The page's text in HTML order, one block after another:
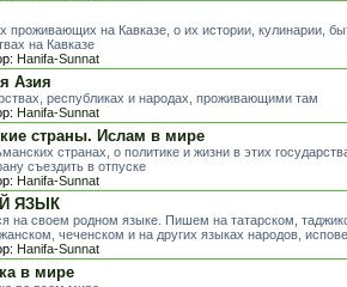
проживающих на Кавказе, о их истории, кулинарии,
на Кавказе
Hanifa-Sunnat
Азия
республиках и народах, проживающими там
Hanifa-Sunnat
страны. Ислам в мире
странах, о политике и жизни в этих
съездить в отпуске
Hanifa-Sunnat
ЯЗЫК
на своем родном языке. Пишем на татарском,
чеченском и на других языках народов,
Hanifa-Sunnat
в мире